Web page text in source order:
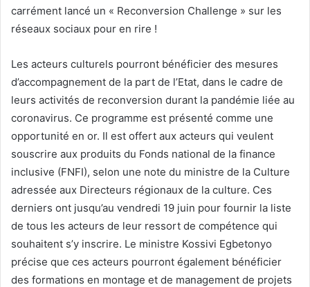
carrément lancé un « Reconversion Challenge » sur les
réseaux sociaux pour en rire !
Les acteurs culturels pourront bénéficier des mesures
d’accompagnement de la part de l’Etat, dans le cadre de
leurs activités de reconversion durant la pandémie liée au
coronavirus. Ce programme est présenté comme une
opportunité en or. Il est offert aux acteurs qui veulent
souscrire aux produits du Fonds national de la finance
inclusive (FNFI), selon une note du ministre de la Culture
adressée aux Directeurs régionaux de la culture. Ces
derniers ont jusqu’au vendredi 19 juin pour fournir la liste
de tous les acteurs de leur ressort de compétence qui
souhaitent s’y inscrire. Le ministre Kossivi Egbetonyo
précise que ces acteurs pourront également bénéficier
des formations en montage et de management de projets